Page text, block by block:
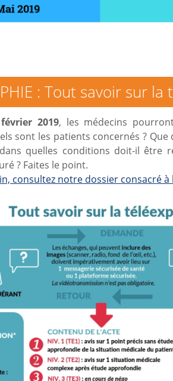
: Tout savoir sur
2019, les médecins
sont les patients concernés ?
quelles conditions doit-il être
? Faites le point.
consultez notre dossier consacré à